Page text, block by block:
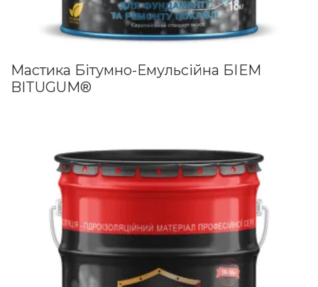
Мастика Бітумно-Емульсійна БІЕМ
BITUGUM®